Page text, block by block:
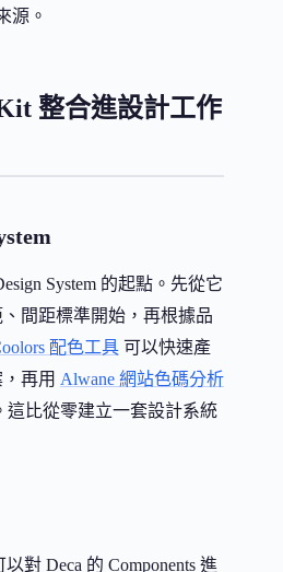
源。
整合進設計工作
System 的起點。先從它
間距標準開始，再根據品
配色工具 可以快速產
再用 Alwane 網站色碼分析
這比從零建立一套設計系統
對 Deca 的 Components 進